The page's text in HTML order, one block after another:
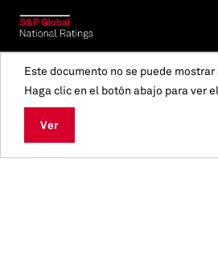
Este documento no se puede mostrar
Haga clic en el botón abajo para ver
Ver